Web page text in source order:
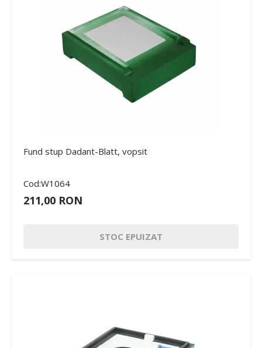
Fund stup Dadant-Blatt, vopsit
Cod:W1064
211,00 RON
STOC EPUIZAT